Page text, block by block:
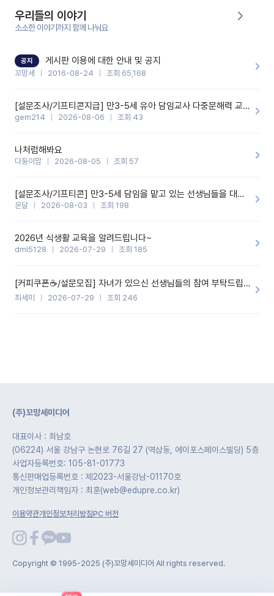
을 많이 하는데,꼬망봇 덕분에 고민하는 시간을 줄이고 학부모님을
안심시킬 수 있었습니다.이 부분은 꼬망봇이 추가로 알려준 응대 tip
입니다.학부모님께 전화를 드리기 전에, 내용을 숙지하여 좀 더 전문
성 있는 교사가 되어 대화를 나눌 수 있었습니다.꼬망세 AI학부모 응
기능을 개발해 주셔서 감사합니다.
우리들의 이야기
소소한 이야기까지 함께 나눠요
공지 게시판 이용에 대한 안내 및 공지
꼬망세 2016-08-24 조회 65,168
[설문조사/기프티콘지급] 만3-5세 유아 담임교사 다중문해력 교육 증진을 위한 설문조사
gem214 2026-08-06 조회 43
나처럼해봐요
다둥이맘 2026-08-05 조회 57
[설문조사/기프티콘] 만3-5세 담임을 맡고 있는 선생님들을 대상으로 설문조사를 합니다!
온달 2026-08-03 조회 198
2026년 식생활 교육을 알려드립니다~
dml5128 2026-07-29 조회 185
[커피쿠폰☕️/설문모집] 자녀가 있으신 선생님들의 참여 부탁드립니다!!
최세미 2026-07-29 조회 246
(주)꼬망세미디어
대표이사 : 최남호
(06224) 서울 강남구 논현로 76길 27 (역삼동, 에이포스페이스빌딩) 5층
사업자등록번호: 105-81-01773
통신판매업등록번호 : 제2023-서울강남-01170호
개인정보관리책임자 : 최훈(web@edupre.co.kr)
이용약관개인정보처리방침PC 버전
Copyright © 1995-2025 (주)꼬망세미디어 All rights reserved.